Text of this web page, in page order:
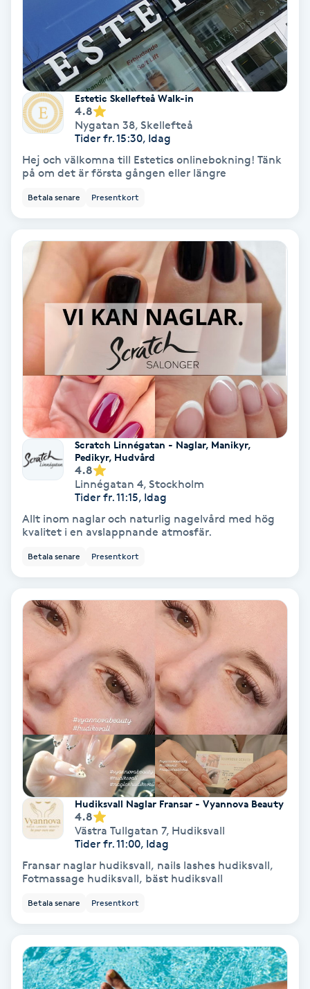
Ortopedi
Osteopati
Paraffinbehandling
Pedikyr
Pensionärklippning
Permanent
Permanent hårborttagning
Permanent ögonbrynsmakeup
Personal shopper
Personlig tränare
Picolaser
Piercing
Pigmentbehandling
Pigmentfläckar
Powder brows
Power Yoga
PRP (Platelet Rich Plasma)
PRX-T33
Psoriasis
Radiofrekvens
Reflexologi
Estetic Skellefteå Walk-in
4.8
Nygatan 38, Skellefteå
Tider fr. 15:30, Idag
Hej och välkomna till Estetics onlinebokning! Tänk
på om det är första gången eller längre
Betala senare Presentkort
Scratch Linnégatan - Naglar, Manikyr,
Pedikyr, Hudvård
4.8
Linnégatan 4, Stockholm
Tider fr. 11:15, Idag
Allt inom naglar och naturlig nagelvård med hög
kvalitet i en avslappnande atmosfär.
Betala senare Presentkort
Hudiksvall Naglar Fransar - Vyannova Beauty
4.8
Västra Tullgatan 7, Hudiksvall
Tider fr. 11:00, Idag
Fransar naglar hudiksvall, nails lashes hudiksvall,
Fotmassage hudiksvall, bäst hudiksvall
Betala senare Presentkort